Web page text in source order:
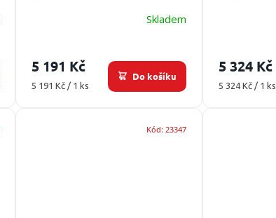
Skladem
5 191 Kč
Měrná
5 191 Kč / 1 ks
Do košíku
5 324 Kč
Měrná
5 324 Kč / 1 ks
Kód:23347